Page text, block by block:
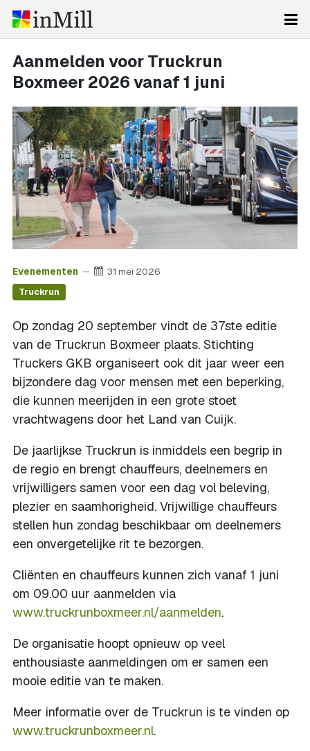
Aanmelden voor Truckrun
Boxmeer 2026 vanaf 1 juni
Evenementen 31 mei 2026
Truckrun
Op zondag 20 september vindt de 37ste editie
van de Truckrun Boxmeer plaats. Stichting
Truckers GKB organiseert ook dit jaar weer een
bijzondere dag voor mensen met een beperking,
die kunnen meerijden in een grote stoet
vrachtwagens door het Land van Cuijk.
De jaarlijkse Truckrun is inmiddels een begrip in
de regio en brengt chauffeurs, deelnemers en
vrijwilligers samen voor een dag vol beleving,
plezier en saamhorigheid. Vrijwillige chauffeurs
stellen hun zondag beschikbaar om deelnemers
een onvergetelijke rit te bezorgen.
Cliënten en chauffeurs kunnen zich vanaf 1 juni
om 09.00 uur aanmelden via
www.truckrunboxmeer.nl/aanmelden.
De organisatie hoopt opnieuw op veel
enthousiaste aanmeldingen om er samen een
mooie editie van te maken.
Meer informatie over de Truckrun is te vinden op
www.truckrunboxmeer.nl.